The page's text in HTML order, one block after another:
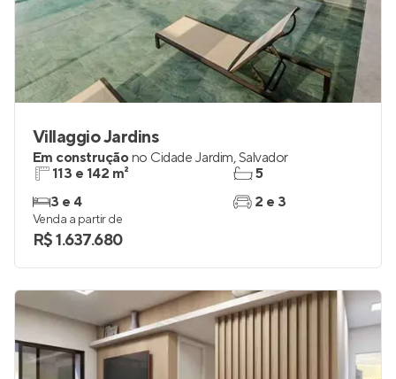
Villaggio Jardins
Em construçãono Cidade Jardim,Salvador
113 e 142 m²
3 e 4
5
2 e 3
Venda a partir de
R$ 1.637.680